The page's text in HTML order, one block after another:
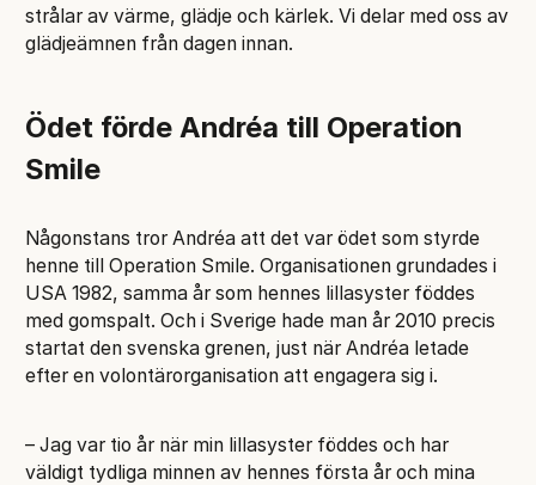
strålar av värme, glädje och kärlek. Vi delar med oss av
glädjeämnen från dagen innan.
Ödet förde Andréa till Operation
Smile
Någonstans tror Andréa att det var ödet som styrde
henne till Operation Smile. Organisationen grundades i
USA 1982, samma år som hennes lillasyster föddes
med gomspalt. Och i Sverige hade man år 2010 precis
startat den svenska grenen, just när Andréa letade
efter en volontärorganisation att engagera sig i.
– Jag var tio år när min lillasyster föddes och har
väldigt tydliga minnen av hennes första år och mina